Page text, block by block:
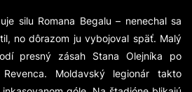
silu Romana Begalu – nenechal sa
no dôrazom ju vybojoval späť. Malý
presný zásah Stana Olejníka po
Revenca. Moldavský legionár takto